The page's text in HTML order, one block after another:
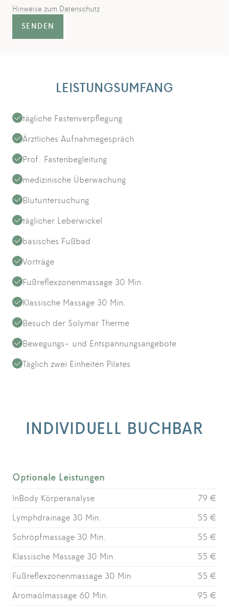
Hinweise zum Datenschutz
SENDEN
LEISTUNGSUMFANG
tägliche Fastenverpflegung
Ärztliches Aufnahmegespräch
Prof. Fastenbegleitung
medizinische Überwachung
Blutuntersuchung
täglicher Leberwickel
basisches Fußbad
Vorträge
Fußreflexzonenmassage 30 Min.
Klassische Massage 30 Min.
Besuch der Solymar Therme
Bewegungs- und Entspannungsangebote
Täglich zwei Einheiten Pilates
INDIVIDUELL BUCHBAR
Optionale Leistungen
InBody Körperanalyse
79 €
Lymphdrainage 30 Min.
55 €
Schröpfmassage 30 Min.
55 €
Klassische Massage 30 Min.
55 €
Fußreflexzonenmassage 30 Min
55 €
Aromaölmassage 60 Min.
95 €